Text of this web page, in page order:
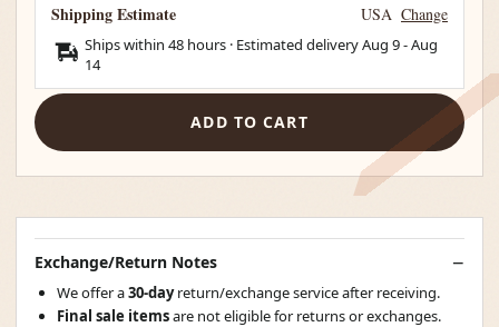
Shipping Estimate USA Change
Ships within 48 hours · Estimated deliveryAug 9-Aug
14
ADD TO CART
Exchange/Return Notes
We offer a30-dayreturn/exchange service after receiving.
Final sale itemsare not eligible for returns or exchanges.